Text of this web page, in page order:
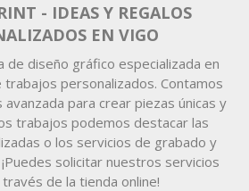
- IDEAS Y REGALOS
EN VIGO
de diseño gráfico especializada en
personalizados. Contamos
avanzada para crear piezas únicas y
trabajos podemos destacar las
o los servicios de grabado y
solicitar nuestros servicios
de la tienda online!